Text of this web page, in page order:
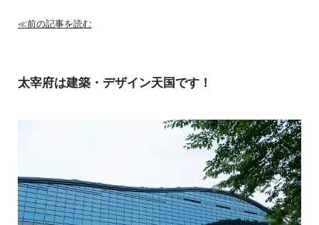
≪前の記事を読む
太宰府は建築・デザイン天国です！